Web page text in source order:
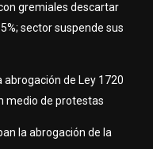
gremiales descartar
sector suspende sus
abrogación de Ley 1720
medio de protestas
la abrogación de la